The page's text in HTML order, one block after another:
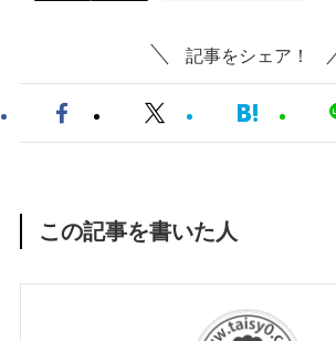
記事をシェア！
この記事を書いた人